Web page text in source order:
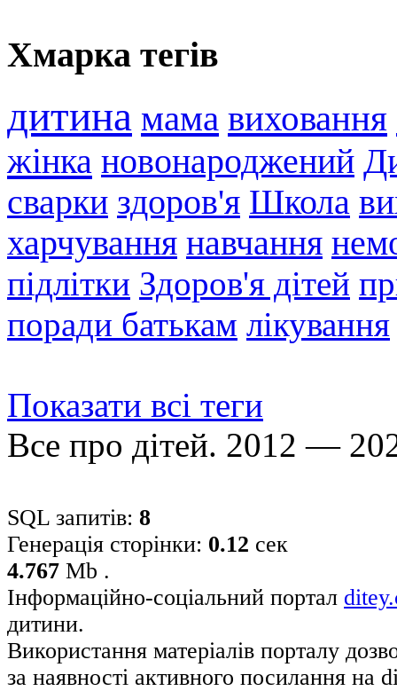
Хмарка тегів
дитина мама виховання
жінка новонароджений
сварки здоров'я Школа
харчування навчання
підлітки Здоров'я дітей
поради батькам лікування
Показати всі теги
Все про дітей. 2012 —
SQL запитів: 8
Генерація сторінки: 0.12 сек
4.767 Mb .
Інформаційно-соціальний портал
дитини.
Використання матеріалів порталу
за наявності активного посилання на